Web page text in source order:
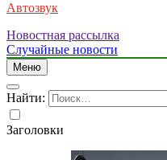
Автозвук
Новостная рассылка
Случайные новости
Меню
Найти:
Заголовки